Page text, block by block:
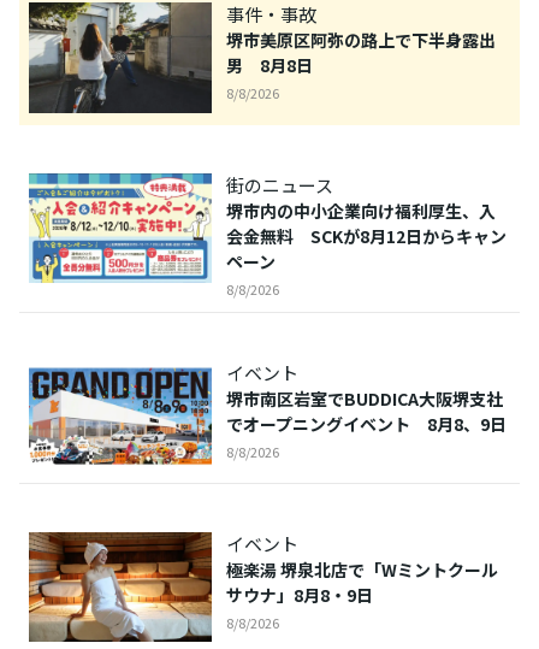
事件・事故
堺市美原区阿弥の路上で下半身露出
男 8月8日
8/8/2026
街のニュース
堺市内の中小企業向け福利厚生、入
会金無料 SCKが8月12日からキャン
ペーン
8/8/2026
イベント
堺市南区岩室でBUDDICA大阪堺支社
でオープニングイベント 8月8、9日
8/8/2026
イベント
極楽湯 堺泉北店で「Wミントクール
サウナ」8月8・9日
8/8/2026